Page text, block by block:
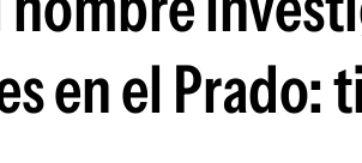
en el Prado: